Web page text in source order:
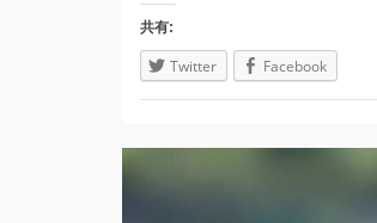
共有:
Twitter Facebook